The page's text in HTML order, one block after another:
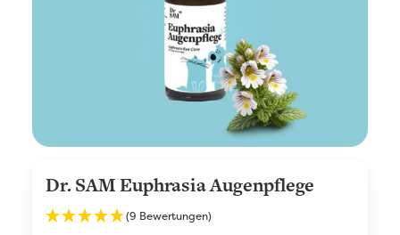
Dr. SAM Euphrasia Augenpflege
(9 Bewertungen)